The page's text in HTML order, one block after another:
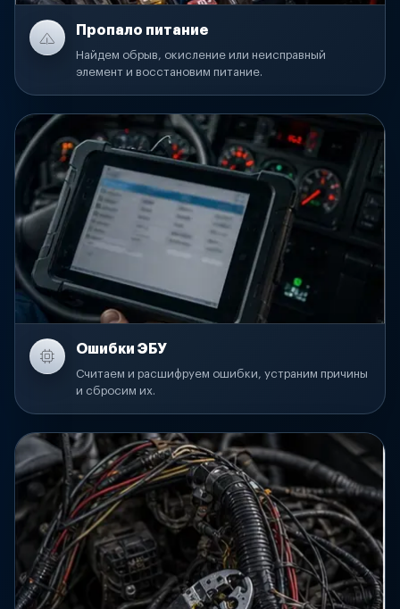
Пропало питание
Найдем обрыв, окисление или неисправный
элемент и восстановим питание.
Ошибки ЭБУ
Считаем и расшифруем ошибки, устраним причины
и сбросим их.